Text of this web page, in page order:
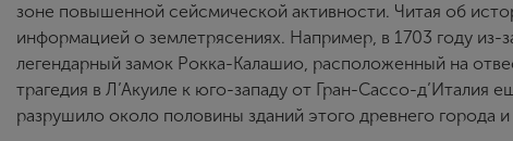
зоне повышенной сейсмической активности. Читая об
информацией о землетрясениях. Например, в 1703 году
легендарный замок Рокка-Калашио, расположенный на
трагедия в Л’Акуиле к юго-западу от Гран-Сассо-д’Италия
разрушило около половины зданий этого древнего города